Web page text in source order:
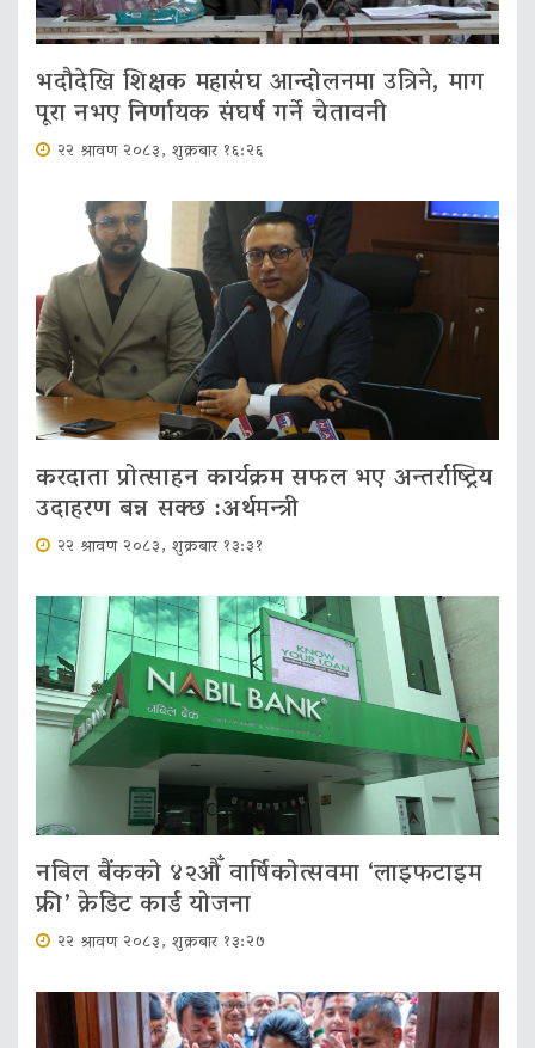
भदौदेखि शिक्षक महासंघ आन्दोलनमा उत्रिने, माग
पूरा नभए निर्णायक संघर्ष गर्ने चेतावनी
२२ श्रावण २०८३, शुक्रबार १६:२६
करदाता प्रोत्साहन कार्यक्रम सफल भए अन्तर्राष्ट्रिय
उदाहरण बन्न सक्छ :अर्थमन्त्री
२२ श्रावण २०८३, शुक्रबार १३:३१
नबिल बैंकको ४२औँ वार्षिकोत्सवमा ‘लाइफटाइम
फ्री’ क्रेडिट कार्ड योजना
२२ श्रावण २०८३, शुक्रबार १३:२७